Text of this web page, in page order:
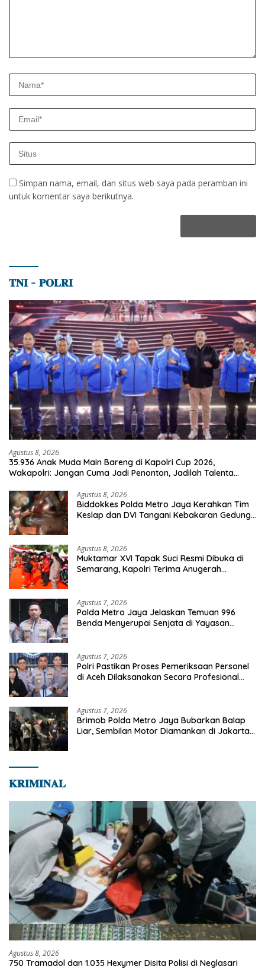
Simpan nama, email, dan situs web saya pada peramban ini
untuk komentar saya berikutnya.
𝐓𝐍𝐈 – 𝐏𝐎𝐋𝐑𝐈
Agustus 8, 2026
35.936 Anak Muda Main Bareng di Kapolri Cup 2026,
Wakapolri: Jangan Cuma Jadi Penonton, Jadilah Talenta
Agustus 8, 2026
Biddokkes Polda Metro Jaya Kerahkan Tim
Keslap dan DVI Tangani Kebakaran Gedung
Agustus 8, 2026
Muktamar XVI Tapak Suci Resmi Dibuka di
Semarang, Kapolri Terima Anugerah
Agustus 7, 2026
Polda Metro Jaya Jelaskan Temuan 996
Benda Menyerupai Senjata di Yayasan
Agustus 7, 2026
Polri Pastikan Proses Pemeriksaan Personel
di Aceh Dilaksanakan Secara Profesional
Agustus 7, 2026
Brimob Polda Metro Jaya Bubarkan Balap
Liar, Sembilan Motor Diamankan di Jakarta
𝐊𝐑𝐈𝐌𝐈𝐍𝐀𝐋
Agustus 8, 2026
750 Tramadol dan 1.035 Hexymer Disita Polisi di Neglasari